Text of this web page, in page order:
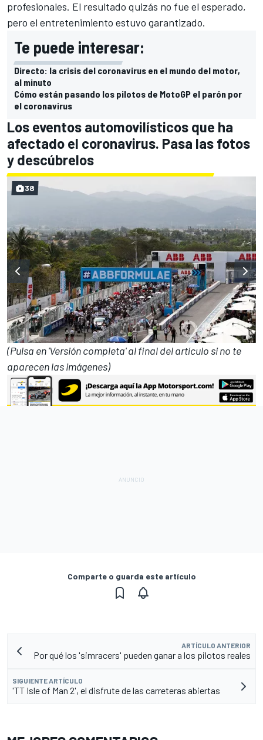
profesionales. El resultado quizás no fue el esperado,
pero el entretenimiento estuvo garantizado.
Te puede interesar:
Directo: la crisis del coronavirus en el mundo del motor,
al minuto
Cómo están pasando los pilotos de MotoGP el parón por
el coronavirus
Los eventos automovilísticos que ha
afectado el coronavirus. Pasa las fotos
y descúbrelos
38
(Pulsa en 'Versión completa' al final del artículo si no te
aparecen las imágenes)
Comparte o guarda este artículo
ARTÍCULO ANTERIOR
Por qué los 'simracers' pueden ganar a los pilotos reales
SIGUIENTE ARTÍCULO
'TT Isle of Man 2', el disfrute de las carreteras abiertas